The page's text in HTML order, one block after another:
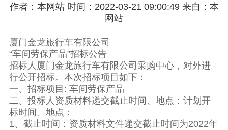
作者：本网站 时间：2022-03-21 09:00:49 来自：本
网站
厦门金龙旅行车有限公司
“车间劳保产品”招标公告
招标人厦门金龙旅行车有限公司采购中心，对外进
行公开招标。本次招标项目如下：
一、招标项目: 车间劳保产品
二、投标人资质材料递交截止时间、地点：计划开
标时间、地点：
1、截止时间：资质材料文件递交截止时间为2022年